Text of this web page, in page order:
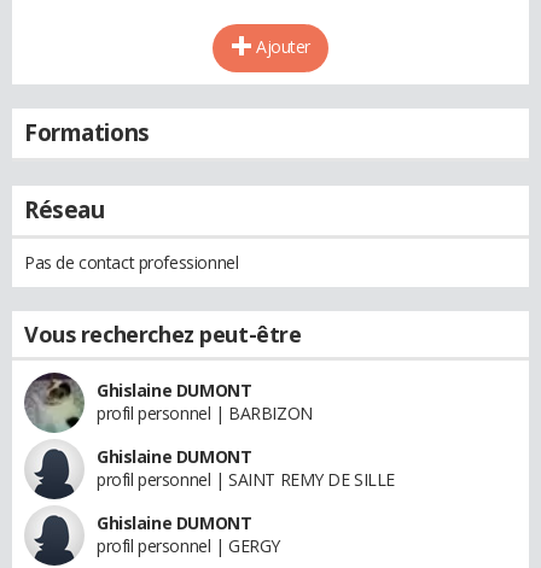
Ajouter
Formations
Réseau
Pas de contact professionnel
Vous recherchez peut-être
Ghislaine DUMONT
profil personnel | BARBIZON
Ghislaine DUMONT
profil personnel | SAINT REMY DE SILLE
Ghislaine DUMONT
profil personnel | GERGY